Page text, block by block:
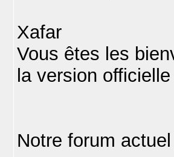
Xafar
Vous êtes les
la version
Notre forum